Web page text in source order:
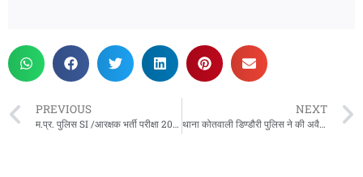
PREVIOUS
म.प्र. पुलिस SI /आरक्षक भर्ती परीक्षा 2025 की तैयारी हेतु एक दिवसीय विशेष कार्यशाला सम्पन्न
NEXT
थाना कोतवाली डिण्‍डौरी पुलिस ने की अवैध शराब की कार्रवाई, एक आरोपी की गिरफ्तारी के साथ शराब और ऑटो वाहन जप्त